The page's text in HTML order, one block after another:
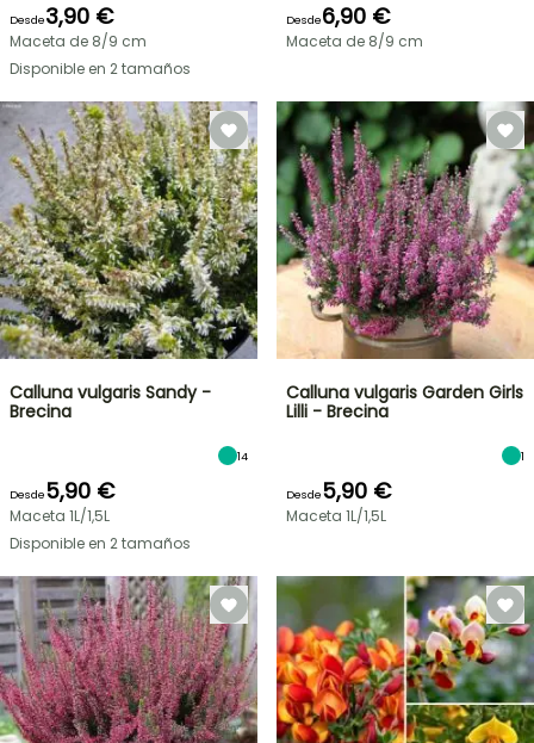
Desde3,90 €
Maceta de 8/9 cm
Disponible en 2 tamaños
Desde6,90 €
Maceta de 8/9 cm
Calluna vulgaris Sandy -
Brecina
14
Desde5,90 €
Maceta 1L/1,5L
Disponible en 2 tamaños
Calluna vulgaris Garden Girls
Lilli - Brecina
1
Desde5,90 €
Maceta 1L/1,5L